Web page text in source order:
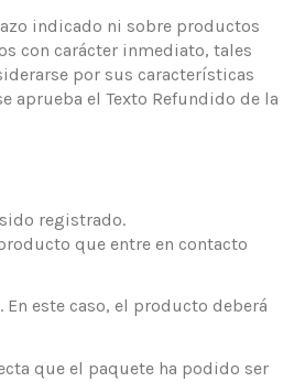
indicado ni sobre productos
con carácter inmediato, tales
por sus características
aprueba el Texto Refundido de la
registrado.
que entre en contacto
este caso, el producto deberá
que el paquete ha podido ser